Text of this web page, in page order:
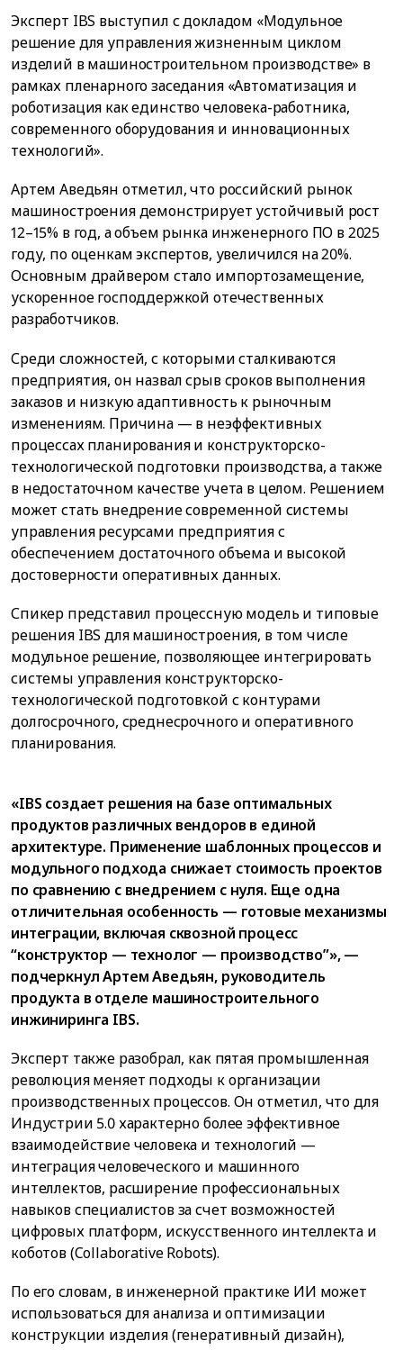
Эксперт IBS выступил с докладом «Модульное
решение для управления жизненным циклом
изделий в машиностроительном производстве» в
рамках пленарного заседания «Автоматизация и
роботизация как единство человека-работника,
современного оборудования и инновационных
технологий».
Артем Аведьян отметил, что российский рынок
машиностроения демонстрирует устойчивый рост
12–15% в год, а объем рынка инженерного ПО в 2025
году, по оценкам экспертов, увеличился на 20%.
Основным драйвером стало импортозамещение,
ускоренное господдержкой отечественных
разработчиков.
Среди сложностей, с которыми сталкиваются
предприятия, он назвал срыв сроков выполнения
заказов и низкую адаптивность к рыночным
изменениям. Причина — в неэффективных
процессах планирования и конструкторско-
технологической подготовки производства, а также
в недостаточном качестве учета в целом. Решением
может стать внедрение современной системы
управления ресурсами предприятия с
обеспечением достаточного объема и высокой
достоверности оперативных данных.
Спикер представил процессную модель и типовые
решения IBS для машиностроения, в том числе
модульное решение, позволяющее интегрировать
системы управления конструкторско-
технологической подготовкой с контурами
долгосрочного, среднесрочного и оперативного
планирования.
«IBS создает решения на базе оптимальных
продуктов различных вендоров в единой
архитектуре. Применение шаблонных процессов и
модульного подхода снижает стоимость проектов
по сравнению с внедрением с нуля. Еще одна
отличительная особенность — готовые механизмы
интеграции, включая сквозной процесс
“конструктор — технолог — производство”», —
подчеркнул Артем Аведьян, руководитель
продукта в отделе машиностроительного
инжиниринга IBS.
Эксперт также разобрал, как пятая промышленная
революция меняет подходы к организации
производственных процессов. Он отметил, что для
Индустрии 5.0 характерно более эффективное
взаимодействие человека и технологий —
интеграция человеческого и машинного
интеллектов, расширение профессиональных
навыков специалистов за счет возможностей
цифровых платформ, искусственного интеллекта и
коботов (Collaborative Robots).
По его словам, в инженерной практике ИИ может
использоваться для анализа и оптимизации
конструкции изделия (генеративный дизайн),